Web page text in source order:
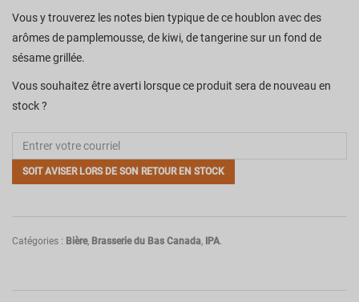
Vous y trouverez les notes bien typique de ce houblon avec des
arômes de pamplemousse, de kiwi, de tangerine sur un fond de
sésame grillée.
Vous souhaitez être averti lorsque ce produit sera de nouveau en
stock ?
SOIT AVISER LORS DE SON RETOUR EN STOCK
Catégories : Bière, Brasserie du Bas Canada, IPA.